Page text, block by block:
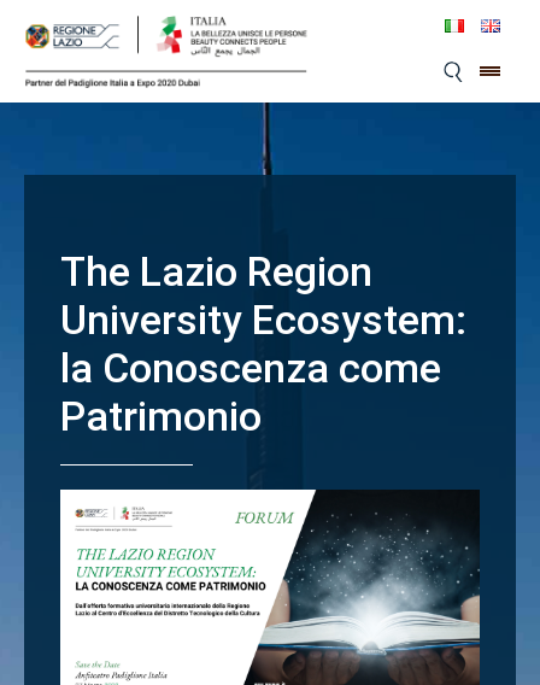
content
The Lazio Region
University Ecosystem:
la Conoscenza come
Patrimonio